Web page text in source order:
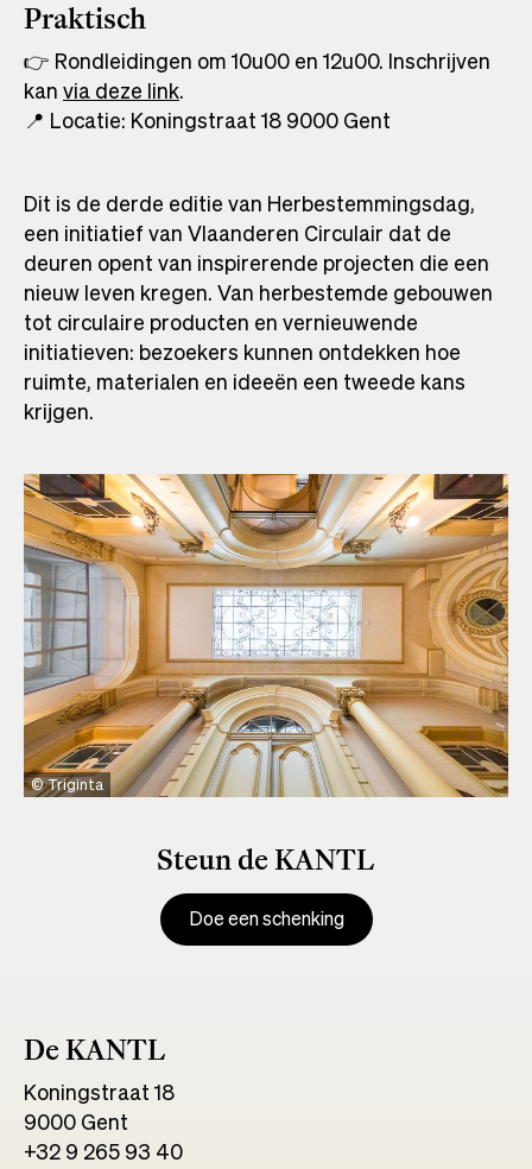
Praktisch
👉 Rondleidingen om 10u00 en 12u00. Inschrijven
kanvia deze linkOpens
in
tab
.
📍 Locatie: Koningstraat 18 9000 Gent
Dit is de derde editie van Herbestemmingsdag,
een initiatief van Vlaanderen Circulair dat de
deuren opent van inspirerende projecten die een
nieuw leven kregen. Van herbestemde gebouwen
tot circulaire producten en vernieuwende
initiatieven: bezoekers kunnen ontdekken hoe
ruimte, materialen en ideeën een tweede kans
krijgen.
Triginta
Steun de KANTL
Doe een schenking
De KANTL
Koningstraat 18
9000 Gent
+32 9 265 93 40